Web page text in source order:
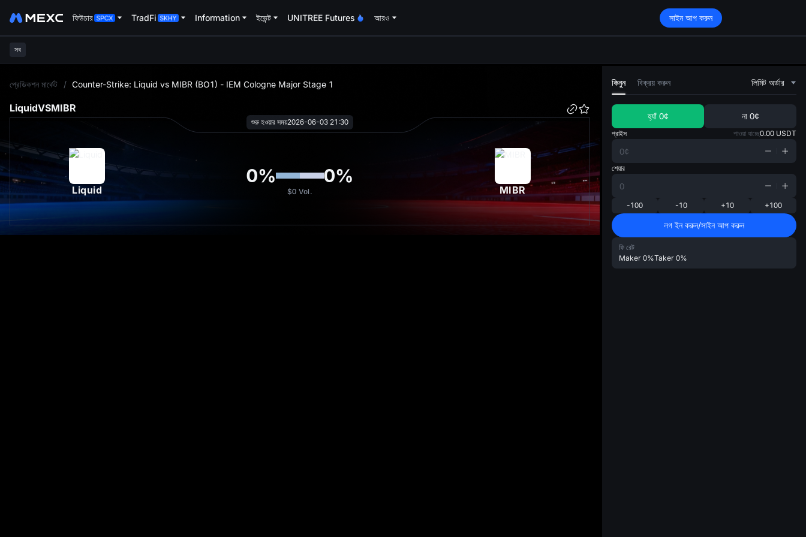
ফিউচার TradFi Information ইভেন্ট UNITREE Futures আরও সাইন আপ করুন
সব
প্রেডিকশন মার্কেট / Counter-Strike: Liquid vs MIBR (BO1) - IEM Cologne Major Stage 1
LiquidVSMIBR
শুরু হওয়ার সময়2026-06-03 21:30
Liquid
0% 0%
$0 Vol. MIBR
কিনুন বিক্রয় করুন লিমিট অর্ডার
হ্যাঁ 0¢ না 0¢
প্রাইস পাওয়া যাচ্ছে0.00 USDT
শেয়ার
-100 -10 +10 +100
লগ ইন করুন/সাইন আপ করুন
ফি রেট
Maker 0%Taker 0%